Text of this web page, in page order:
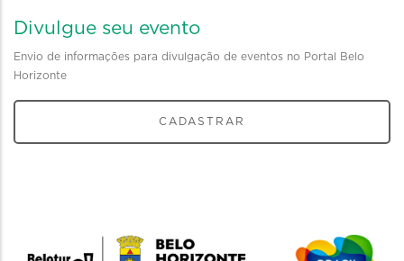
Divulgue seu evento
Envio de informações para divulgação de eventos no Portal Belo
Horizonte
CADASTRAR